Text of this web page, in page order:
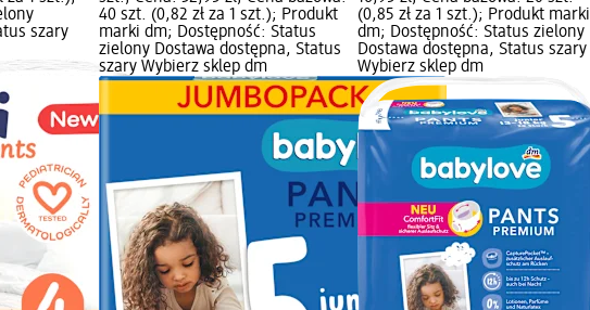
szary
40 szt. (0,82 zł za 1 szt.); Produkt
marki dm; Dostępność: Status
zielony Dostawa dostępna, Status
szary Wybierz sklep dm
(0,85 zł za 1 szt.); Produkt marki
dm; Dostępność: Status zielony
Dostawa dostępna, Status szary
Wybierz sklep dm